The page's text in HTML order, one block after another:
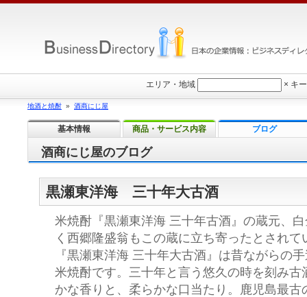
酒商にじ屋のブログ
黒瀬東洋海 三十年大古酒
米焼酎『黒瀬東洋海 三十年古酒』の蔵元、
く西郷隆盛翁もこの蔵に立ち寄ったとされて
『黒瀬東洋海 三十年大古酒』は昔ながらの
米焼酎です。三十年と言う悠久の時を刻み古
かな香りと、柔らかな口当たり。鹿児島最古
エリア・地域 × キ
地酒と焼酎 » 酒商にじ屋
基本情報 商品・サービス内容 ブログ